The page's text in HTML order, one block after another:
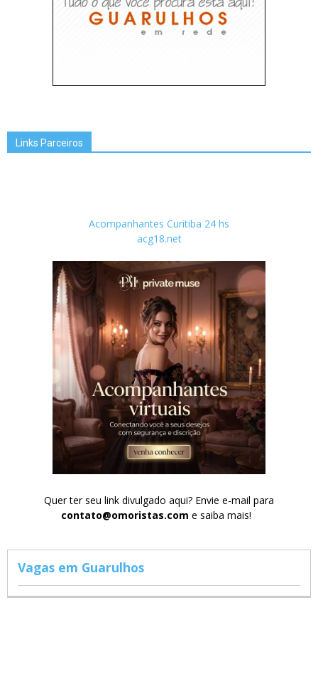
Links Parceiros
Acompanhantes Curitiba 24 hs
acg18.net
Quer ter seu link divulgado aqui? Envie e-mail para
contato@omoristas.com e saiba mais!
Vagas em Guarulhos